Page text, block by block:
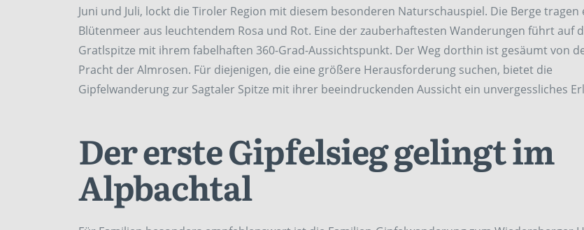
Juni und Juli, lockt die Tiroler Region mit diesem besonderen Naturschauspiel. Die Berge tragen
Blütenmeer aus leuchtendem Rosa und Rot. Eine der zauberhaftesten Wanderungen führt auf
Gratlspitze mit ihrem fabelhaften 360-Grad-Aussichtspunkt. Der Weg dorthin ist gesäumt von
Pracht der Almrosen. Für diejenigen, die eine größere Herausforderung suchen, bietet die
Gipfelwanderung zur Sagtaler Spitze mit ihrer beeindruckenden Aussicht ein unvergessliches
Der erste Gipfelsieg gelingt im
Alpbachtal